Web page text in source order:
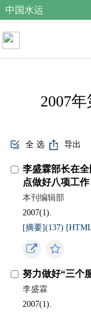
中国水运
2007
全 选 导出
李盛霖部长在
点做好八项工作
本刊编辑部
2007(1).
[摘要](137)
努力做好“三个
李盛霖
2007(1).